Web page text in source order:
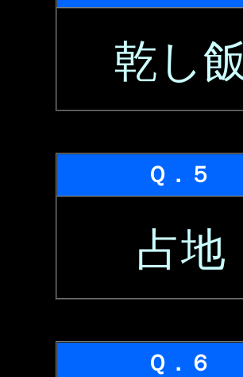
乾し飯
Ｑ．５
占地
Ｑ．６